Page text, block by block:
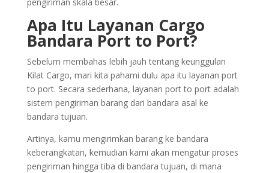
pengiriman skala besar.
Apa Itu Layanan Cargo
Bandara Port to Port?
Sebelum membahas lebih jauh tentang keunggulan
Kilat Cargo, mari kita pahami dulu apa itu layanan port
to port. Secara sederhana, layanan port to port adalah
sistem pengiriman barang dari bandara asal ke
bandara tujuan.
Artinya, kamu mengirimkan barang ke bandara
keberangkatan, kemudian kami akan mengatur proses
pengiriman hingga tiba di bandara tujuan, di mana